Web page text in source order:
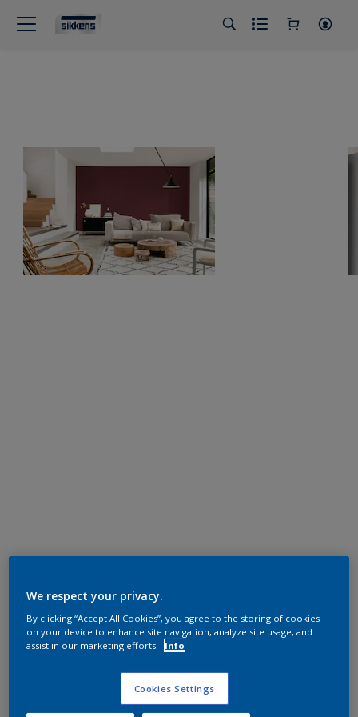
We respect your privacy.
By clicking “Accept All Cookies”, you agree to the storing of cookies
on your device to enhance site navigation, analyze site usage, and
assist in our marketing efforts.
Info
Cookies Settings